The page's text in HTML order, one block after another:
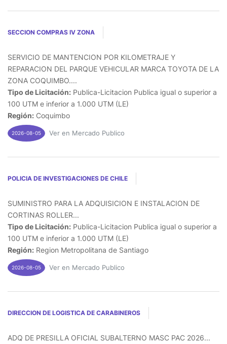
SECCION COMPRAS IV ZONA
SERVICIO DE MANTENCION POR KILOMETRAJE Y
REPARACION DEL PARQUE VEHICULAR MARCA TOYOTA DE LA
ZONA COQUIMBO....
Tipo de Licitación: Publica-Licitacion Publica igual o superior a
100 UTM e inferior a 1.000 UTM (LE)
Región: Coquimbo
2026-08-05 Ver en Mercado Publico
POLICIA DE INVESTIGACIONES DE CHILE
SUMINISTRO PARA LA ADQUISICION E INSTALACION DE
CORTINAS ROLLER...
Tipo de Licitación: Publica-Licitacion Publica igual o superior a
100 UTM e inferior a 1.000 UTM (LE)
Región: Region Metropolitana de Santiago
2026-08-05 Ver en Mercado Publico
DIRECCION DE LOGISTICA DE CARABINEROS
ADQ DE PRESILLA OFICIAL SUBALTERNO MASC PAC 2026...